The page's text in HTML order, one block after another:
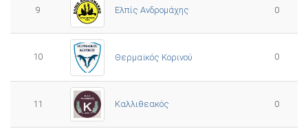
9 Ελπίς Ανδρομάχης 0
10 Θερμαϊκός Κορινού 0
11 Καλλιθεακός 0